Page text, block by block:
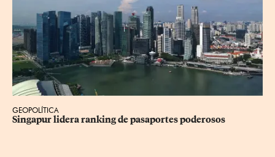
GEOPOLÍTICA
Singapur lidera ranking de pasaportes poderosos